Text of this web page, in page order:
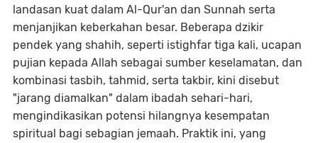
landasan kuat dalam Al-Qur'an dan Sunnah serta
menjanjikan keberkahan besar. Beberapa dzikir
pendek yang shahih, seperti istighfar tiga kali, ucapan
pujian kepada Allah sebagai sumber keselamatan, dan
kombinasi tasbih, tahmid, serta takbir, kini disebut
"jarang diamalkan" dalam ibadah sehari-hari,
mengindikasikan potensi hilangnya kesempatan
spiritual bagi sebagian jemaah. Praktik ini, yang